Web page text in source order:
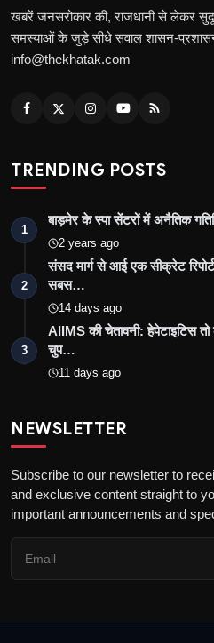
खबरें जनसरोकार की, राजधानी से लेकर
समस्याओं के जुड़े सीधे सवाल शासन-
info@thekhatak.com
TRENDING POSTS
1
बाड़मेर के स्पा सेंटरों में अनैतिक
2 years ago
2
संसद मार्ग से आई एक सीक्रेट
सबस…
14 days ago
3
AIIMS की चेतावनी: हेपेटाइटिस
चुप…
11 days ago
NEWSLETTER
Subscribe to our newsletter to
and exclusive content straight to
important announcements and